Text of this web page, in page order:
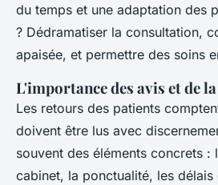
du temps et une adaptation des
? Dédramatiser la consultation,
apaisée, et permettre des soins
L'importance des avis et de
Les retours des patients
doivent être lus avec
souvent des éléments concrets :
cabinet, la ponctualité, les